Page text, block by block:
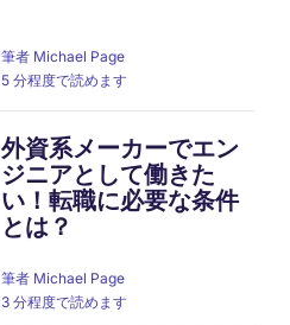
筆者 Michael Page
5 分程度で読めます
外資系メーカーでエン
ジニアとして働きた
い！転職に必要な条件
とは？
筆者 Michael Page
3 分程度で読めます